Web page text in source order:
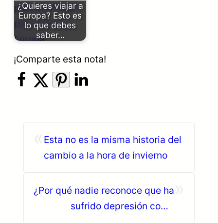
¿Quieres viajar a
Europa? Esto es
lo que debes
saber…
¡Comparte esta nota!
Esta no es la misma historia del
cambio a la hora de invierno
¿Por qué nadie reconoce que ha
sufrido depresión como